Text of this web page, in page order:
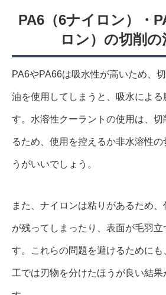
PA6（6ナイロン）・
ロン）の切削の
PA6やPA66は吸水性が高いため、
油を使用してしまうと、吸水による
す。水溶性クーラントの使用は、
るため、使用を控えるか非水溶性
うがいいでしょう。
また、ナイロンは粘りがあるため、
が残ってしまったり、表面が毛羽立
す。これらの問題を避けるために
工では刃物を分けたほうが良い結果